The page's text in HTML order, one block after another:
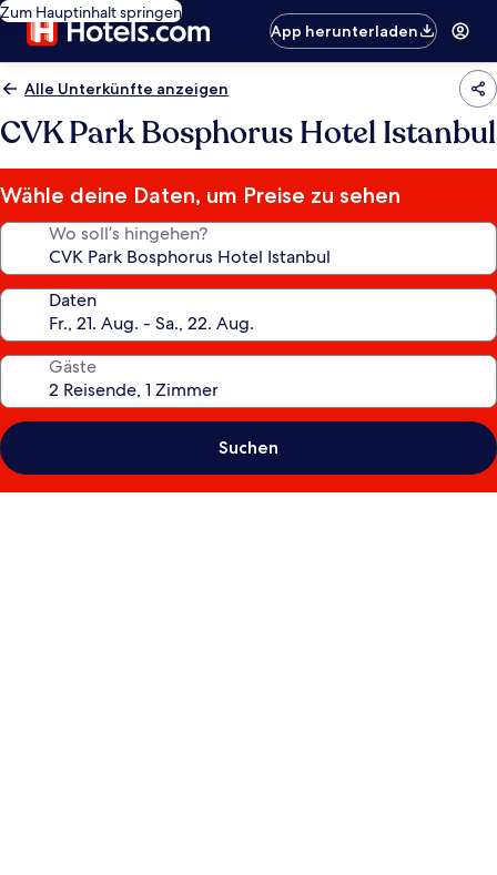
Zum Hauptinhalt springen
App herunterladen
Alle Unterkünfte anzeigen
CVK Park Bosphorus Hotel Istanbul
Wähle deine Daten, um Preise zu sehen
Wo soll’s hingehen?
Daten
Gäste
Suchen